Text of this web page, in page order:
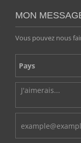
MON
Vous pouvez nous